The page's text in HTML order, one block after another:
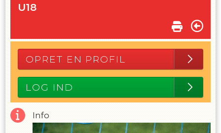
U18
OPRET EN PROFIL
LOG IND
Info